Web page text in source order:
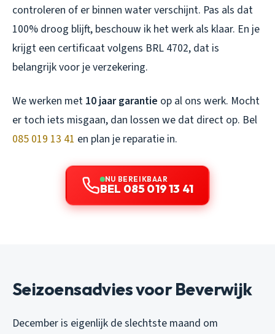
controleren of er binnen water verschijnt. Pas als dat
100% droog blijft, beschouw ik het werk als klaar. En je
krijgt een certificaat volgens BRL 4702, dat is
belangrijk voor je verzekering.
We werken met 10 jaar garantie op al ons werk. Mocht
er toch iets misgaan, dan lossen we dat direct op. Bel
085 019 13 41 en plan je reparatie in.
NU BEREIKBAAR
BEL 085 019 13 41
Seizoensadvies voor Beverwijk
December is eigenlijk de slechtste maand om